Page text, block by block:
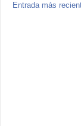
Entrada más